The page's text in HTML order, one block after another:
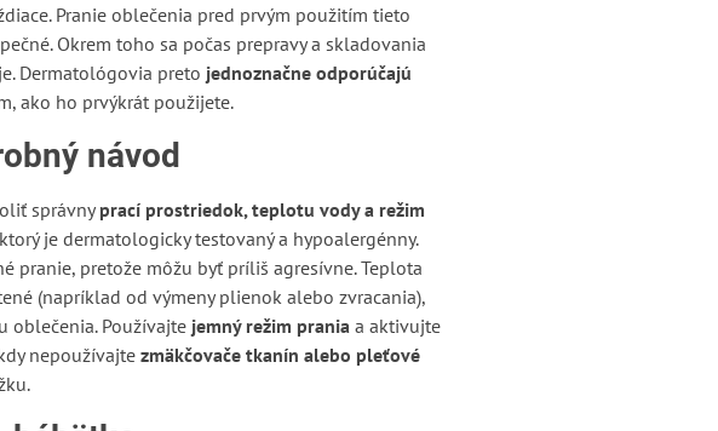
Pranie oblečenia pred prvým použitím tieto
Okrem toho sa počas prepravy a skladovania
Dermatológovia preto jednoznačne odporúčajú
ako ho prvýkrát použijete.
návod
správnyprací prostriedok, teplotu vody a režim
je dermatologicky testovaný a hypoalergénny.
pranie, pretože môžu byť príliš agresívne. Teplota
(napríklad od výmeny plienok alebo zvracania),
oblečenia. Používajte jemný režim praniaa aktivujte
nepoužívajte zmäkčovače tkanín alebo pleťové